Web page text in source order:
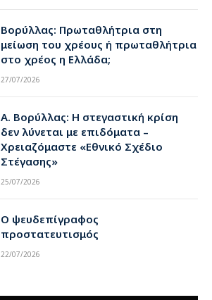
Βορύλλας: Πρωταθλήτρια στη
μείωση του χρέους ή πρωταθλήτρια
στο χρέος η Ελλάδα;
27/07/2026
Α. Βορύλλας: Η στεγαστική κρίση
δεν λύνεται με επιδόματα –
Χρειαζόμαστε «Εθνικό Σχέδιο
Στέγασης»
25/07/2026
Ο ψευδεπίγραφος
προστατευτισμός
22/07/2026